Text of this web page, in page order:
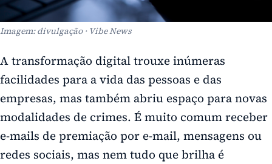
Imagem: divulgação · Vibe News
A transformação digital trouxe inúmeras
facilidades para a vida das pessoas e das
empresas, mas também abriu espaço para novas
modalidades de crimes. É muito comum receber
e-mails de premiação por e-mail, mensagens ou
redes sociais, mas nem tudo que brilha é